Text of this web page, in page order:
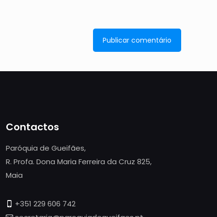
Contactos
Paróquia de Gueifães,
R. Profa. Dona Maria Ferreira da Cruz 825,
Maia
+351 229 606 742